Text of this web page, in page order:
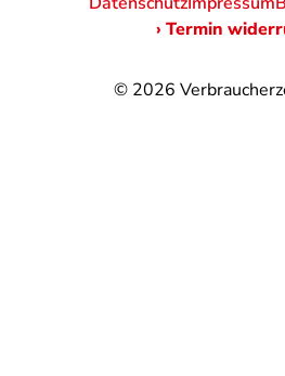
© 2026
› Termin